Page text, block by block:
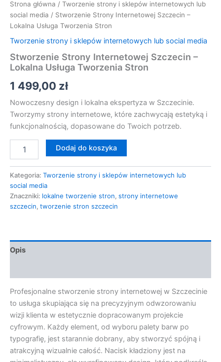
Strona główna / Tworzenie strony i sklepów internetowych lub
social media / Stworzenie Strony Internetowej Szczecin –
Lokalna Usługa Tworzenia Stron
Tworzenie strony i sklepów internetowych lub social media
Stworzenie Strony Internetowej Szczecin –
Lokalna Usługa Tworzenia Stron
1 499,00 zł
Nowoczesny design i lokalna ekspertyza w Szczecinie.
Tworzymy strony internetowe, które zachwycają estetyką i
funkcjonalnością, dopasowane do Twoich potrzeb.
Dodaj do koszyka
Kategoria: Tworzenie strony i sklepów internetowych lub
social media
Znaczniki: lokalne tworzenie stron, strony internetowe
szczecin, tworzenie stron szczecin
Opis
Profesjonalne stworzenie strony internetowej w Szczecinie
to usługa skupiająca się na precyzyjnym odwzorowaniu
wizji klienta w estetycznie dopracowanym projekcie
cyfrowym. Każdy element, od wyboru palety barw po
typografię, jest starannie dobrany, aby stworzyć spójną i
atrakcyjną wizualnie całość. Nacisk kładziony jest na